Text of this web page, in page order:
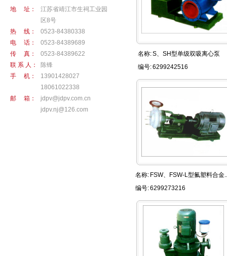
地 址：
江苏省靖江市生祠工业园
区8号
热 线：
0523-84380338
电 话：
0523-84389689
传 真：
0523-84389622
联 系 人：
陈锋
手 机：
13901428027
18061022338
邮 箱：
jdpv@jdpv.com.cn
jdpv.nj@126.com
名称:S、SH型单级双吸离心泵
编号:6299242516
名称: FSW、FSW-L型氟塑料合金
编号:6299273216